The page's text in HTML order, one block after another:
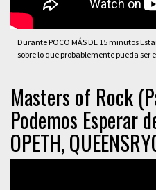
Durante POCO MÁS DE 15 minutos
sobre lo que probablemente pueda ser
Masters of Rock
Podemos Esperar
OPETH,